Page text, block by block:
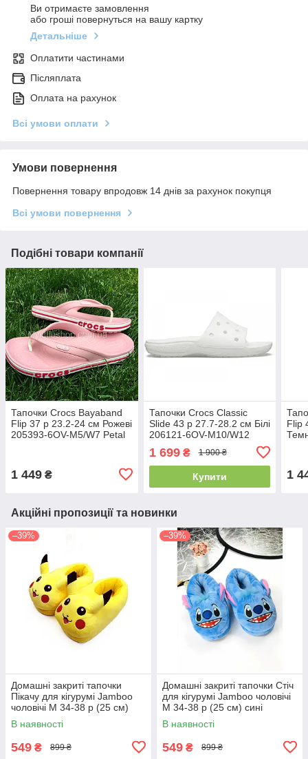
Ви отримаєте замовлення
або гроші повернуться на вашу картку
Детальніше
Оплатити частинами
Післяплата
Оплата на рахунок
Всі умови оплати
Умови повернення
Повернення товару впродовж 14 днів за рахунок покупця
Всі умови повернення
Подібні товари компанії
Тапочки Crocs Bayaband
Flip 37 р 23.2-24 см Рожеві
205393-6OV-M5/W7 Petal
1 449 ₴
Тапочки Crocs Classic
Slide 43 р 27.7-28.2 см Білі
206121-6OV-M10/W12
1 699₴ 1 900 ₴
Купити
Flip
1
Акційні пропозиції та новинки
–39%
Домашні закриті тапочки
Пікачу для кігурумі Jamboo
чоловічі M 34-38 р (25 см)
жовті
В наявності
549 ₴ 899 ₴
–39%
Домашні закриті тапочки Стіч
для кігурумі Jamboo чоловічі
М 34-38 р (25 см) сині
В наявності
549 ₴ 899 ₴